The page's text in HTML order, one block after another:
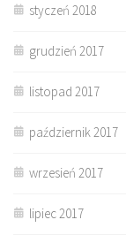
styczeń 2018
grudzień 2017
listopad 2017
październik 2017
wrzesień 2017
lipiec 2017